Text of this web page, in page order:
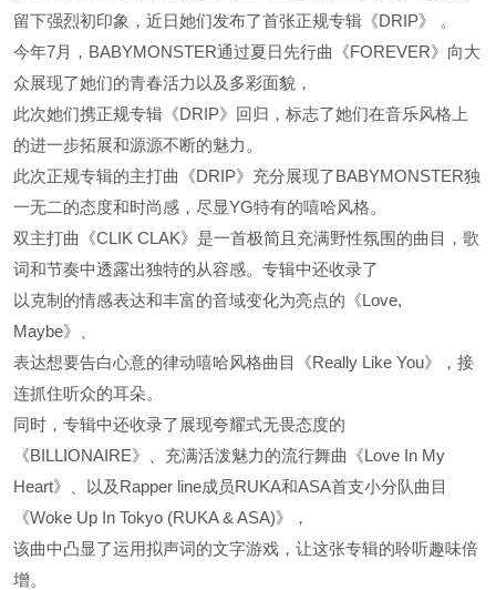
留下强烈初印象，近日她们发布了首张正规专辑《DRIP》 。
今年7月，BABYMONSTER通过夏日先行曲《FOREVER》向大
众展现了她们的青春活力以及多彩面貌，
此次她们携正规专辑《DRIP》回归，标志了她们在音乐风格上
的进一步拓展和源源不断的魅力。
此次正规专辑的主打曲《DRIP》充分展现了BABYMONSTER独
一无二的态度和时尚感，尽显YG特有的嘻哈风格。
双主打曲《CLIK CLAK》是一首极简且充满野性氛围的曲目，歌
词和节奏中透露出独特的从容感。专辑中还收录了
以克制的情感表达和丰富的音域变化为亮点的《Love,
Maybe》、
表达想要告白心意的律动嘻哈风格曲目《Really Like You》，接
连抓住听众的耳朵。
同时，专辑中还收录了展现夸耀式无畏态度的
《BILLIONAIRE》、充满活泼魅力的流行舞曲《Love In My
Heart》、以及Rapper line成员RUKA和ASA首支小分队曲目
《Woke Up In Tokyo (RUKA & ASA)》，
该曲中凸显了运用拟声词的文字游戏，让这张专辑的聆听趣味倍
增。